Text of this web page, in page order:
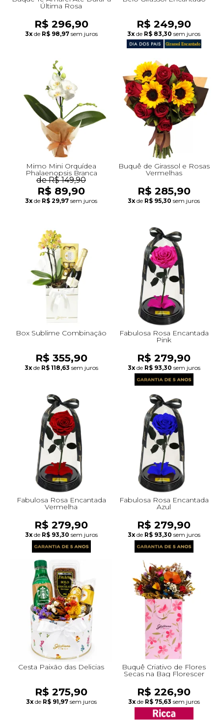
Última Rosa
R$ 296,90
3x de R$ 98,97 sem juros
R$ 249,90
3x de R$ 83,30 sem juros
Mimo Mini Orquídea
Phalaenopsis Branca
de R$ 149,90
R$ 89,90
3x de R$ 29,97 sem juros
Buquê de Girassol e Rosas
Vermelhas
R$ 285,90
3x de R$ 95,30 sem juros
Box Sublime Combinação
R$ 355,90
3x de R$ 118,63 sem juros
Fabulosa Rosa Encantada
Pink
R$ 279,90
3x de R$ 93,30 sem juros
Fabulosa Rosa Encantada
Vermelha
R$ 279,90
3x de R$ 93,30 sem juros
Fabulosa Rosa Encantada
Azul
R$ 279,90
3x de R$ 93,30 sem juros
Cesta Paixão das Delicias
R$ 275,90
3x de R$ 91,97 sem juros
Buquê Criativo de Flores
Secas na Bag Florescer
R$ 226,90
3x de R$ 75,63 sem juros